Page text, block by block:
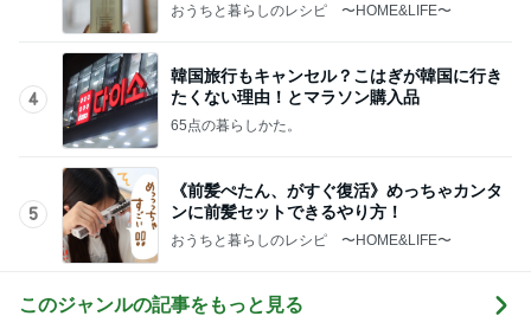
おうちと暮らしのレシピ 〜HOME&LIFE〜
4
韓国旅行もキャンセル？こはぎが韓国に行き
たくない理由！とマラソン購入品
65点の暮らしかた。
5
《前髪ぺたん、がすぐ復活》めっちゃカンタ
ンに前髪セットできるやり方！
おうちと暮らしのレシピ 〜HOME&LIFE〜
このジャンルの記事をもっと見る